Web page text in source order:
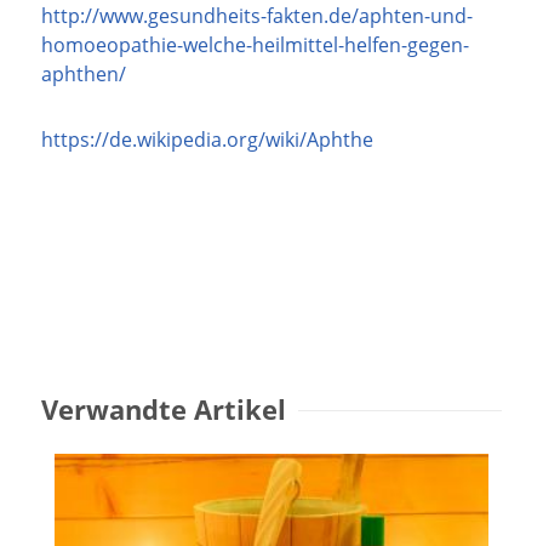
http://www.gesundheits-fakten.de/aphten-und-
homoeopathie-welche-heilmittel-helfen-gegen-
aphthen/
https://de.wikipedia.org/wiki/Aphthe
Verwandte Artikel